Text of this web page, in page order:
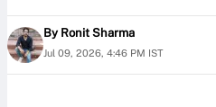
By Ronit Sharma
Jul 09, 2026, 4:46 PM IST